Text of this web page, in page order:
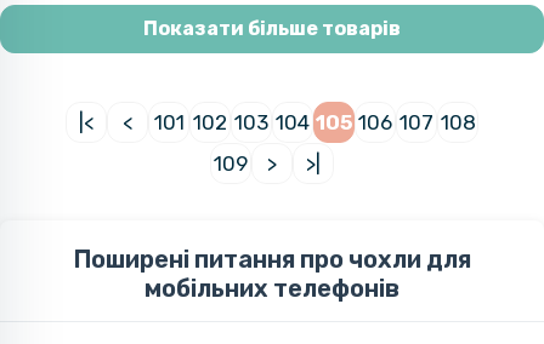
Показати більше товарів
|< < 101 102 103 104 105 106 107 108
109
> >|
Поширені питання про чохли для
мобільних телефонів